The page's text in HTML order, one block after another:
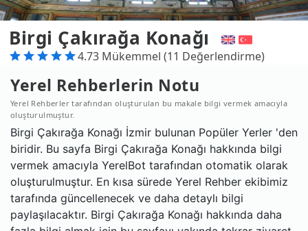
Birgi Çakırağa Konağı
4.73 Mükemmel (11 Değerlendirme)
Yerel Rehberlerin Notu
Yerel Rehberler tarafından oluşturulan bu makale bilgi vermek amacıyla
oluşturulmuştur.
Birgi Çakırağa Konağı İzmir bulunan Popüler Yerler 'den
biridir. Bu sayfa Birgi Çakırağa Konağı hakkında bilgi
vermek amacıyla YerelBot tarafından otomatik olarak
oluşturulmuştur. En kısa sürede Yerel Rehber ekibimiz
tarafında güncellenecek ve daha detaylı bilgi
paylaşılacaktır. Birgi Çakırağa Konağı hakkında daha